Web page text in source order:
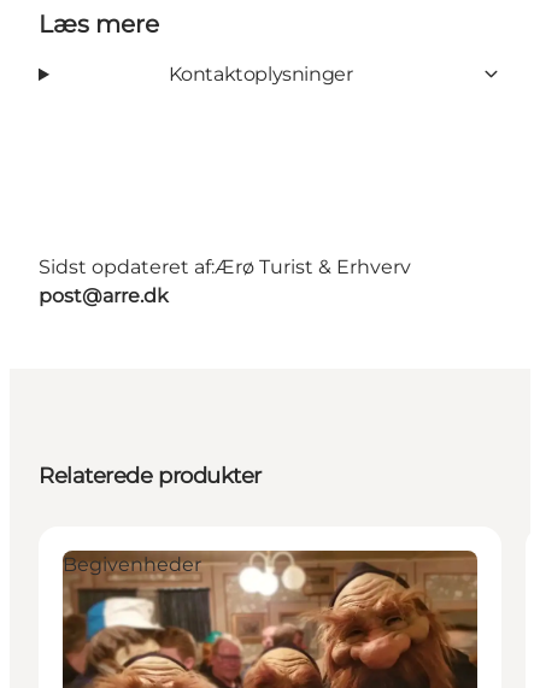
Læs mere
Kontaktoplysninger
Sidst opdateret af:Ærø Turist & Erhverv
post@arre.dk
Relaterede produkter
Begivenheder